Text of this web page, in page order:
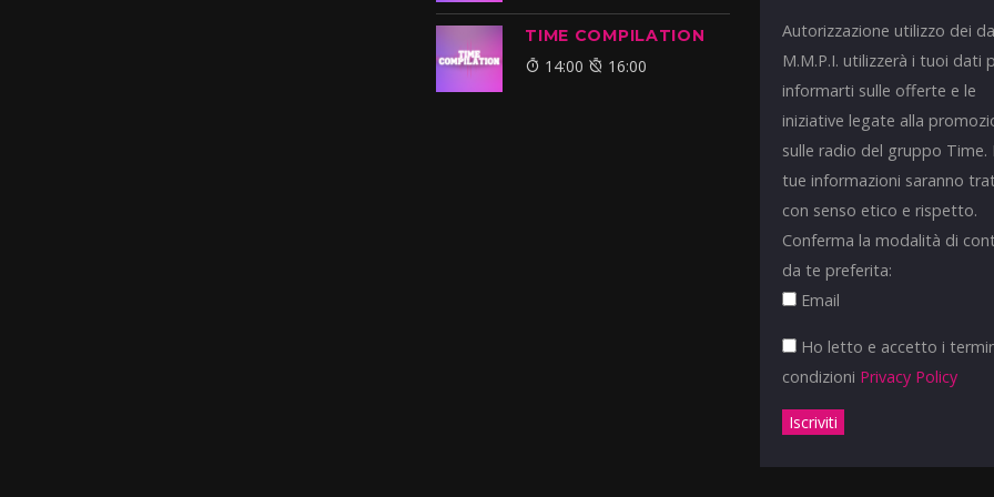
TIME COMPILATION
14:00 16:00
Autorizzazione utilizzo dei
M.M.P.I. utilizzerà i tuoi dati
informarti sulle offerte e le
iniziative legate alla
sulle radio del gruppo Time.
tue informazioni saranno
con senso etico e rispetto.
Conferma la modalità di
da te preferita:
Email
Ho letto e accetto i
condizioni Privacy Policy